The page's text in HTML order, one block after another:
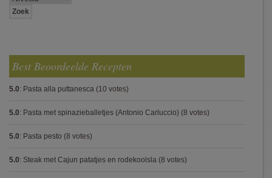
Best Beoordeelde Recepten
5.0: Pasta alla puttanesca (10 votes)
5.0: Pasta met spinazieballetjes (Antonio Carluccio) (8 votes)
5.0: Pasta pesto (8 votes)
5.0: Steak met Cajun patatjes en rodekoolsla (8 votes)